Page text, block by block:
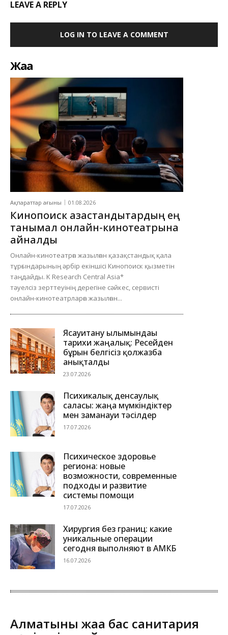
LEAVE A REPLY
LOG IN TO LEAVE A COMMENT
Жаңа
Ақпараттар ағыны 01.08.2026
Кинопоиск қазақстандықтардың ең
танымал онлайн-кинотеатрына
айналды
Онлайн-кинотеатрға жазылған қазақстандық қала
тұрғындарының әрбір екіншісі Кинопоиск қызметін
таңдайды. K Research Central Asia*
тәуелсіз зерттеуінің дерегіне сәйкес, сервисті
онлайн-кинотеатрларға жазылған...
Ясауитану ғылымындағы
тарихи жаңалық: Ресейден
бұрын белгісіз қолжазба
анықталды
23.07.2026
Психикалық денсаулық
саласы: жаңа мүмкіндіктер
мен заманауи тәсілдер
17.07.2026
Психическое здоровье
региона: новые
возможности, современные
подходы и развитие
системы помощи
17.07.2026
Хирургия без границ: какие
уникальные операции
сегодня выполняют в АМКБ
16.07.2026